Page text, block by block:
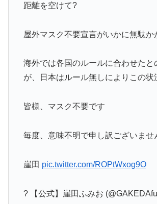
距離を空けて?
屋外マスク不要宣言がいかに無駄か
海外では各国のルールに合わせたと
が、日本はルール無しによりこの状
皆様、マスク不要です
毎度、意味不明で申し訳ございませ
崖田 pic.twitter.com/ROPtWxog9O
? 【公式】崖田ふみお